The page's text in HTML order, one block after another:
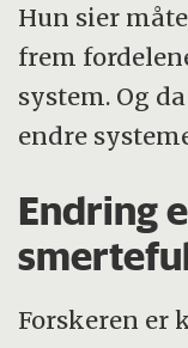
Hun sier
frem
system. Og
endre
Endring
Forskeren er